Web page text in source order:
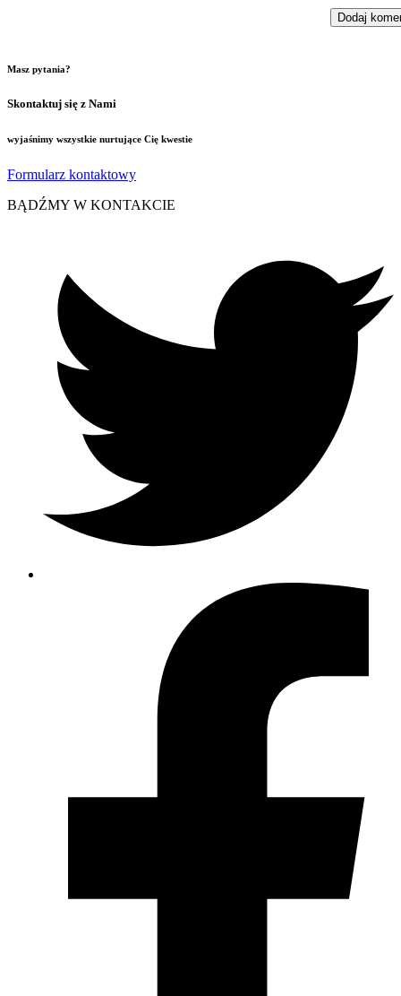
Masz pytania?
Skontaktuj się z Nami
wyjaśnimy wszystkie nurtujące Cię kwestie
Formularz kontaktowy
BĄDŹMY W KONTAKCIE